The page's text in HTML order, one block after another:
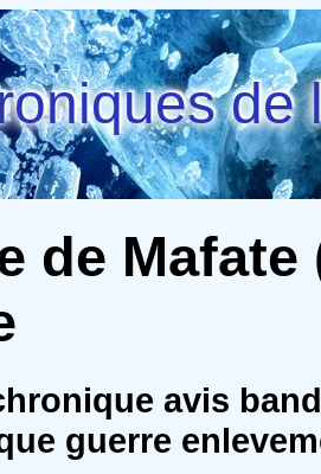
de
de
avis
guerre